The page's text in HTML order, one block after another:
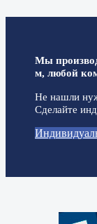
Мы
м, любой
Не нашли
Сделайте